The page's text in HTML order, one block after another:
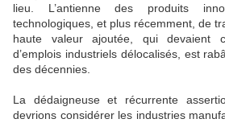
lieu. L’antienne des produits
technologiques, et plus récemment, de
haute valeur ajoutée, qui devaient
d’emplois industriels délocalisés, est
des décennies.
La dédaigneuse et récurrente
devrions considérer les industries